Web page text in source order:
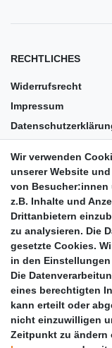
RECHTLICHES
Widerrufsrecht
Impressum
Barrierefreiheit
Anleitungen
Vertrag widerrufen
PARTNER
DHL
GLS
Wir verwenden
unserer Website
von Besucher:innen
z.B. Inhalte und
Drittanbietern
zu analysieren. Die
gesetzte Cookies.
in den
Die
eines berechtigten
kann erteilt oder
nicht einzuwilligen
Zeitpunkt zu ändern